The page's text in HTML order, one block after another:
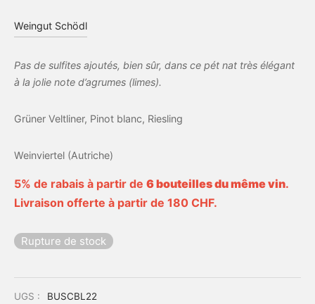
Weingut Schödl
Pas de sulfites ajoutés, bien sûr, dans ce pét nat très élégant
à la jolie note d’agrumes (limes).
Grüner Veltliner, Pinot blanc, Riesling
Weinviertel (Autriche)
5% de rabais à partir de 6 bouteilles du même vin.
Livraison offerte à partir de 180 CHF.
Rupture de stock
UGS :
BUSCBL22